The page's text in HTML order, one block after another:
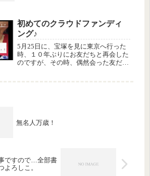
とだけ思った時、さびしーい気分にな
った出典：2015年大劇場公...
初めてのクラウドファンディ
ング♪
5月25日に、宝塚を見に東京へ行った
時、１０年ぶりにお友だちと再会した
のですが、その時、偶然会った友だち
無名人万歳！
ですので…全部書
よろしこ。